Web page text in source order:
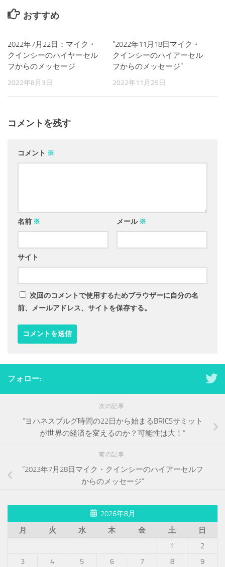
おすすめ
2022年7月22日：マイク・
クインシーのハイヤーセル
フからのメッセージ
2022年8月3日
”2022年11月18日マイク・
クインシーのハイアーセル
フからのメッセージ”
2022年11月25日
コメントを残す
コメント ※
名前 ※ メール ※
サイト
次回のコメントで使用するためブラウザーに自分の名
前、メールアドレス、サイトを保存する。
フォロー:
次の記事
”ヨハネスブルグ時間の22日から始まるBRICSサミット
が世界の経済を変えるのか？可能性は大！”
前の記事
”2023年7月28日マイク・クインシーのハイアーセルフ
からのメッセージ”
2026年8月
月
火 水 木 金 土
日
1
2
3
4 5 6 7 8
9